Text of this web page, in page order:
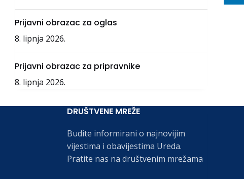
Prijavni obrazac za oglas
8. lipnja 2026.
Prijavni obrazac za pripravnike
8. lipnja 2026.
DRUŠTVENE MREŽE
Budite informirani o najnovijim
vijestima i obavijestima Ureda.
Pratite nas na društvenim mrežama